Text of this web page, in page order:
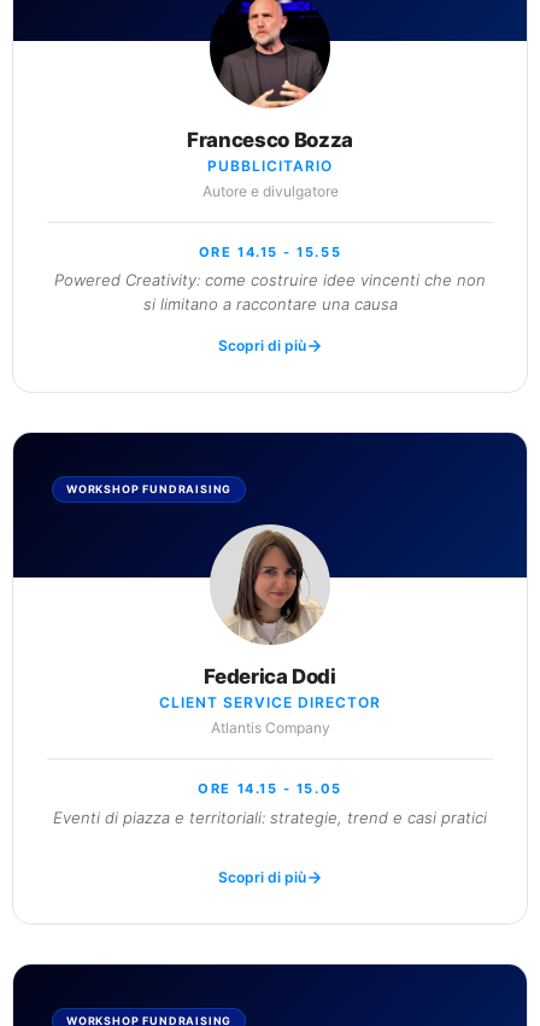
Francesco Bozza
PUBBLICITARIO
Autore e divulgatore
ORE 14.15 - 15.55
Powered Creativity: come costruire idee vincenti che non
si limitano a raccontare una causa
Scopri di più
WORKSHOP FUNDRAISING
Federica Dodi
CLIENT SERVICE DIRECTOR
Atlantis Company
ORE 14.15 - 15.05
Eventi di piazza e territoriali: strategie, trend e casi pratici
Scopri di più
WORKSHOP FUNDRAISING